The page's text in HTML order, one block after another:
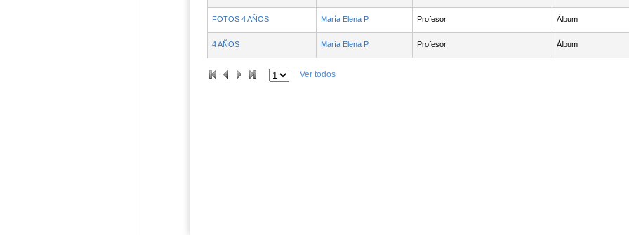
FOTOS 4 AÑOS María Elena P. Profesor Álbum
4 AÑOS María Elena P. Profesor Álbum
Ver todos